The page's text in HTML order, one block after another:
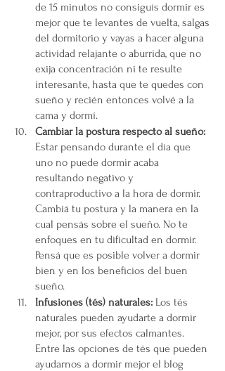
de 15 minutos no consiguís dormir es
mejor que te levantes de vuelta, salgas
del dormitorio y vayas a hacer alguna
actividad relajante o aburrida, que no
exija concentración ni te resulte
interesante, hasta que te quedes con
sueño y recién entonces volvé a la
cama y dormí.
Cambiar la postura respecto al sueño:
Estar pensando durante el día que
uno no puede dormir acaba
resultando negativo y
contraproductivo a la hora de dormir.
Cambiá tu postura y la manera en la
cual pensás sobre el sueño. No te
enfoques en tu dificultad en dormir.
Pensá que es posible volver a dormir
bien y en los beneficios del buen
sueño.
Infusiones (tés) naturales: Los tés
naturales pueden ayudarte a dormir
mejor, por sus efectos calmantes.
Entre las opciones de tés que pueden
ayudarnos a dormir mejor el blog